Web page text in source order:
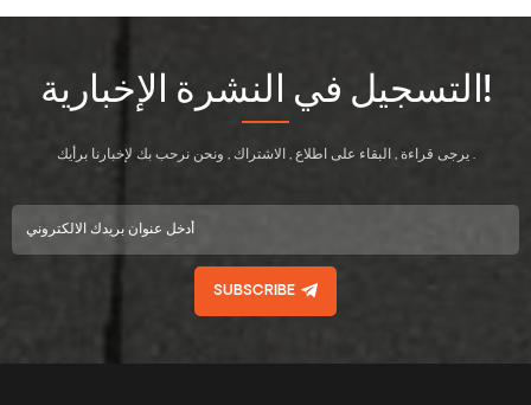
التسجيل في النشرة الإخبارية!
يرجى قراءة , البقاء على اطلاع , الاشتراك , ونحن نرحب بك لإخبارنا برأيك .
SUBSCRIBE